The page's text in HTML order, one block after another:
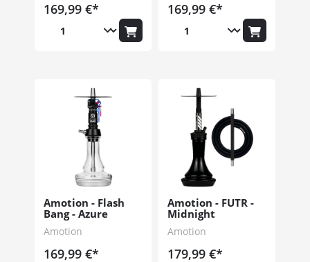
169,99 €* 169,99 €*
Amotion - Flash
Bang - Azure
Amotion
169,99 €*
Amotion - FUTR -
Midnight
Amotion
179,99 €*